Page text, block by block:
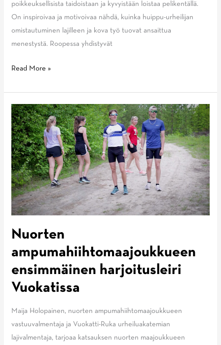
poikkeuksellisista taidoistaan ja kyvyistään loistaa pelikentällä.
On inspiroivaa ja motivoivaa nähdä, kuinka huippu-urheilijan
omistautuminen lajilleen ja kova työ tuovat ansaittua
menestystä. Roopessa yhdistyvät
Roope
miesten
superpesiksen
kaikkien
aikojen
lyöjäkuningas
Read More »
Nuorten
ampumahiihtomaajoukkueen
ensimmäinen harjoitusleiri
Vuokatissa
Maija Holopainen, nuorten ampumahiihtomaajoukkueen
vastuuvalmentaja ja Vuokatti-Ruka urheiluakatemian
lajivalmentaja, tarjoaa katsauksen nuorten maajoukkueen